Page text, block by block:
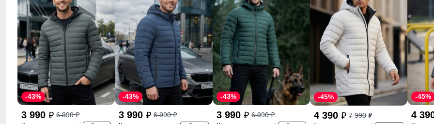
3 990 p 6 990p
-43%
3 990 p 6 990p
-43%
3 990 p 6 990p
-43%
4 390 p 7 990p
-45%
4
-45%